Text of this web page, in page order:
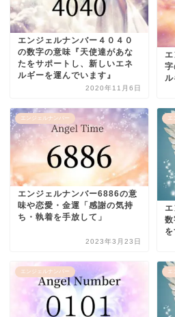
エンジェルナンバー４０４０
の数字の意味『天使達があな
たをサポートし、新しいエネ
ルギーを運んでいます』
2020年11月6日
字
ル
エンジェルナンバー
エンジェルナンバー6886の意
味や恋愛・金運「感謝の気持
ち・執着を手放して」
2023年3月23日
エ
エンジェルナンバー エ